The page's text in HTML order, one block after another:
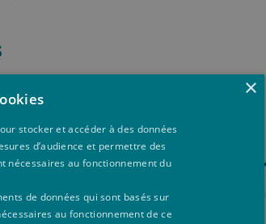
et méthodes
×
stocker et accéder à des données
d’audience et permettre des
nécessaires au fonctionnement du
de données qui sont basés sur
au fonctionnement de ce